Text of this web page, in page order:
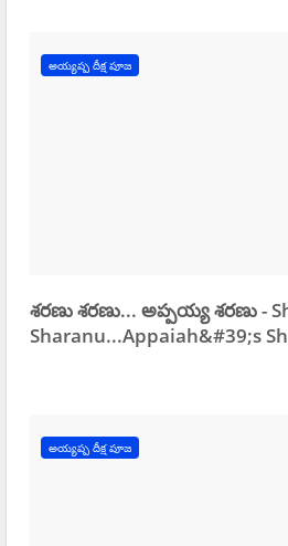
అయ్యప్ప దీక్ష పూజ
శరణు శరణు... అప్పయ్య శరణు -
Sharanu...Appaiah&#39;s
అయ్యప్ప దీక్ష పూజ